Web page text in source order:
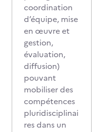
coordination
d’équipe, mise
en œuvre et
gestion,
évaluation,
diffusion)
pouvant
mobiliser des
compétences
pluridisciplinai
res dans un